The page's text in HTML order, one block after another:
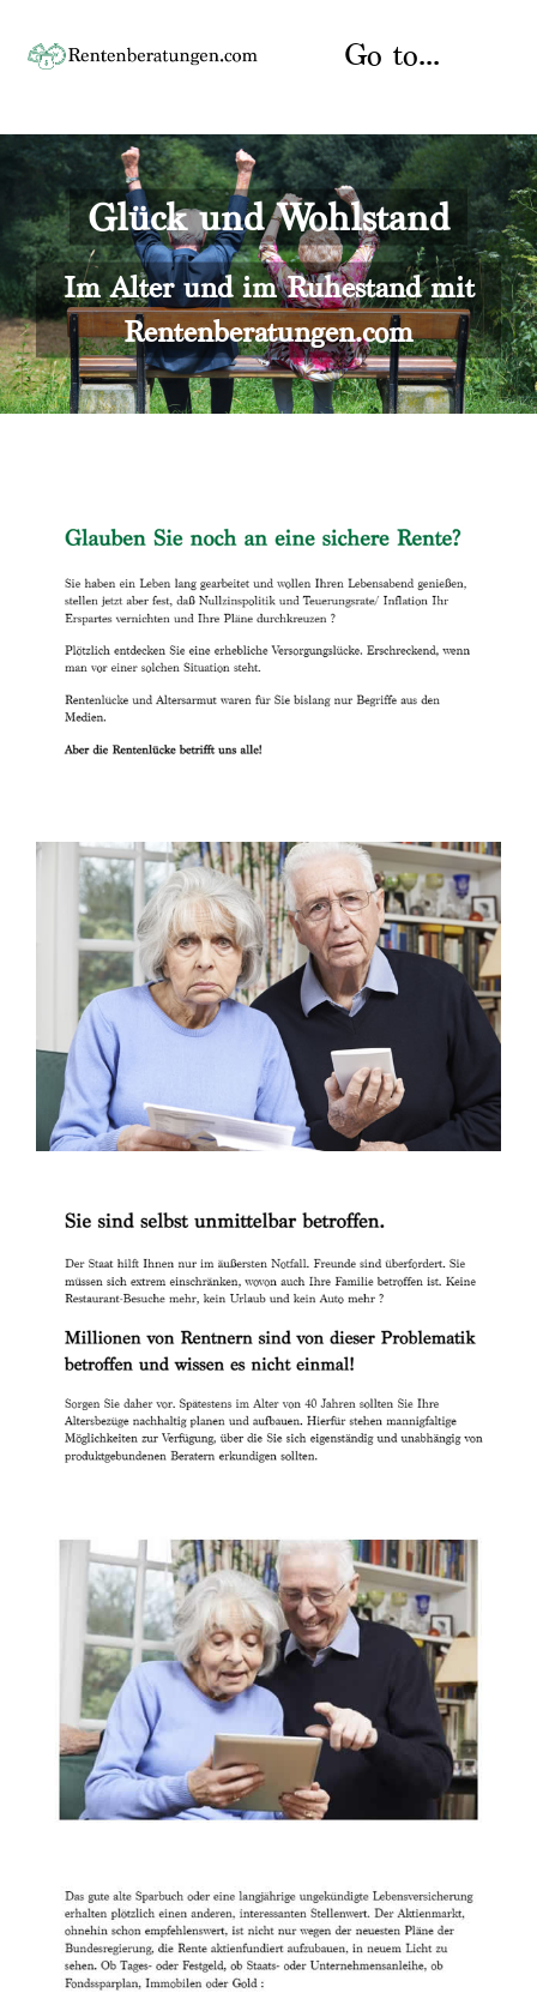
content
Go to...
Startseite
Rente
Rentenberater
Rentenversicherung
Versicherungsberatung
Über uns
Kontakt
Glück und Wohlstand
Im Alter und im Ruhestand mit
Rentenberatungen.com